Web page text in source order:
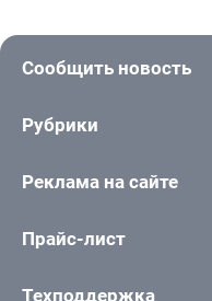
Сообщить новость
Рубрики
Реклама на сайте
Прайс-лист
Техподдержка